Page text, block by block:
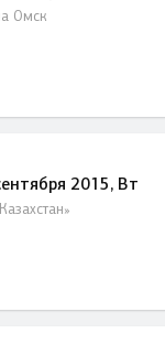
Омск
2015, Вт